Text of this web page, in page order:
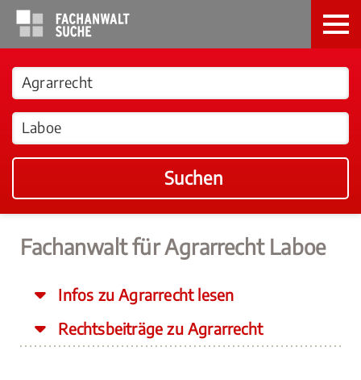
Suchen
Fachanwalt für Agrarrecht Laboe
Infos zu Agrarrecht lesen
Rechtsbeiträge zu Agrarrecht